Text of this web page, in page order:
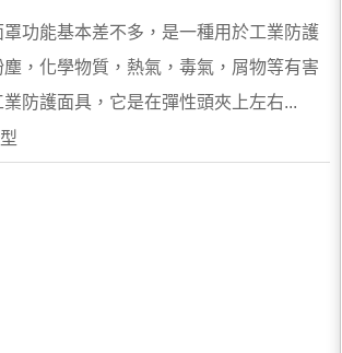
罩功能基本差不多，是一種用於工業防護
，化學物質，熱氣，毒氣，屑物等有害
防護面具，它是在彈性頭夾上左右...